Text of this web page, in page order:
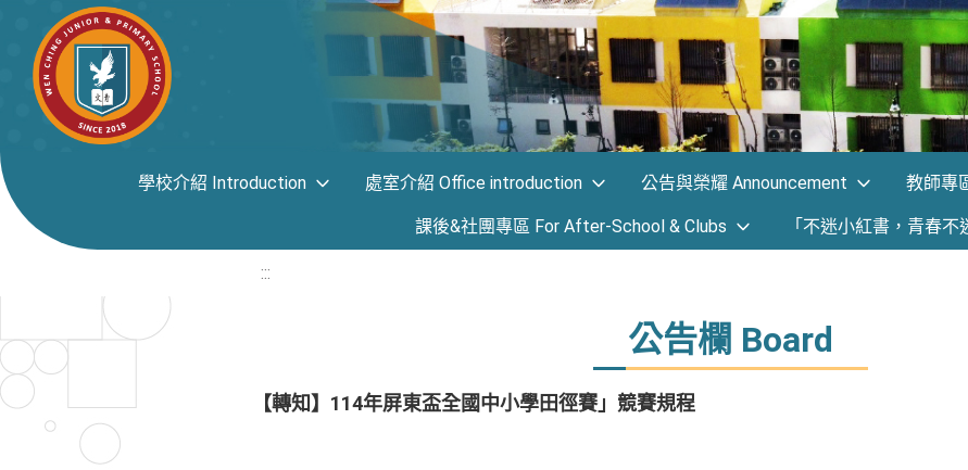
學校介紹 Introduction 處室介紹 Office introduction 公告與榮耀 Announcement 教師專
課後&社團專區 For After-School & Clubs 「不迷小紅書，青春不
:::
公告欄 Board
【轉知】114年屏東盃全國中小學田徑賽」競賽規程